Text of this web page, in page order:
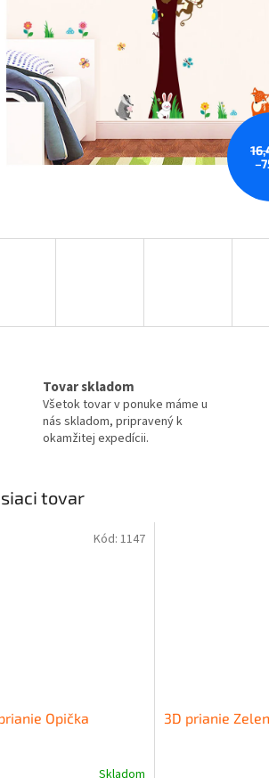
Tovar skladom
Všetok tovar v ponuke máme u
nás skladom, pripravený k
okamžitej expedícii.
tovar
Opička
Skladom
Kód: 1147
3D prianie